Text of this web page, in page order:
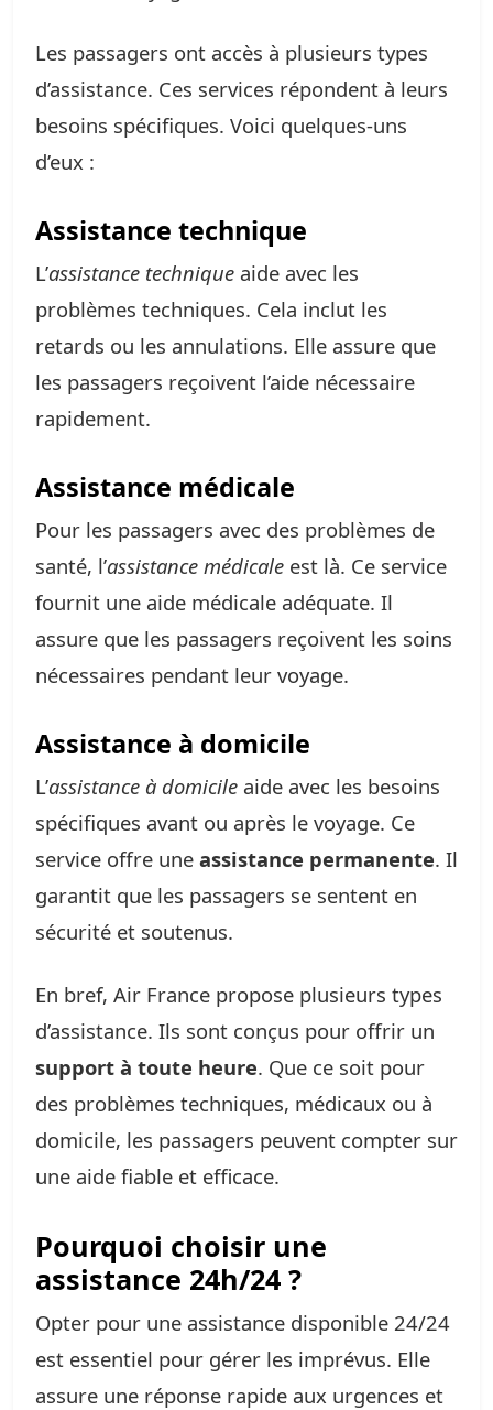
Les passagers ont accès à plusieurs types
d’assistance. Ces services répondent à leurs
besoins spécifiques. Voici quelques-uns
d’eux :
Assistance technique
L’assistance technique aide avec les
problèmes techniques. Cela inclut les
retards ou les annulations. Elle assure que
les passagers reçoivent l’aide nécessaire
rapidement.
Assistance médicale
Pour les passagers avec des problèmes de
santé, l’assistance médicale est là. Ce service
fournit une aide médicale adéquate. Il
assure que les passagers reçoivent les soins
nécessaires pendant leur voyage.
Assistance à domicile
L’assistance à domicile aide avec les besoins
spécifiques avant ou après le voyage. Ce
service offre une assistance permanente. Il
garantit que les passagers se sentent en
sécurité et soutenus.
En bref, Air France propose plusieurs types
d’assistance. Ils sont conçus pour offrir un
support à toute heure. Que ce soit pour
des problèmes techniques, médicaux ou à
domicile, les passagers peuvent compter sur
une aide fiable et efficace.
Pourquoi choisir une
assistance 24h/24 ?
Opter pour une assistance disponible 24/24
est essentiel pour gérer les imprévus. Elle
assure une réponse rapide aux urgences et